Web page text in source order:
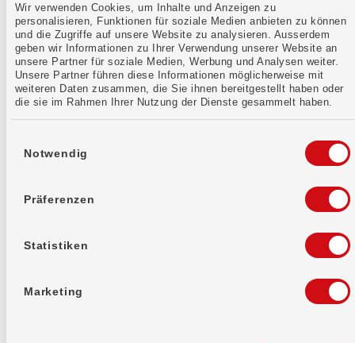
Wir verwenden Cookies, um Inhalte und Anzeigen zu
personalisieren, Funktionen für soziale Medien anbieten zu können
und die Zugriffe auf unsere Website zu analysieren. Ausserdem
geben wir Informationen zu Ihrer Verwendung unserer Website an
unsere Partner für soziale Medien, Werbung und Analysen weiter.
Unsere Partner führen diese Informationen möglicherweise mit
weiteren Daten zusammen, die Sie ihnen bereitgestellt haben oder
die sie im Rahmen Ihrer Nutzung der Dienste gesammelt haben.
Notwendig
Präferenzen
Statistiken
Marketing
Mehr erfahren
Kontaktformular